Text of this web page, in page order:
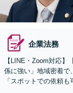
企業法務
【LINE・Zoom対応
係に強い」地域密着で
「スポットでの依頼